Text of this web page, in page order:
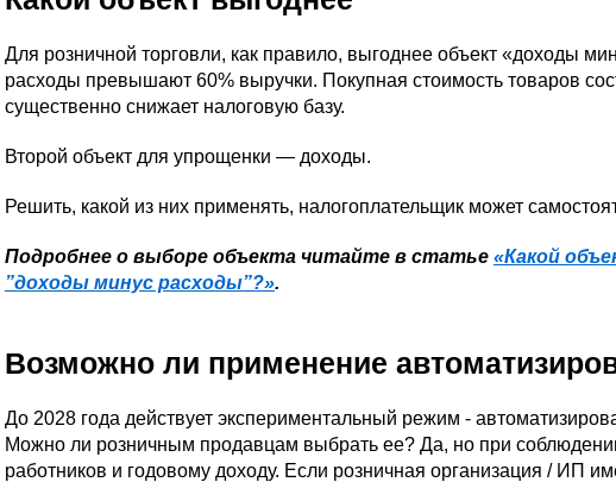
Для розничной торговли, как правило, выгоднее объект «доходы
расходы превышают 60% выручки. Покупная стоимость товаров
существенно снижает налоговую базу.
Второй объект для упрощенки — доходы.
Решить, какой из них применять, налогоплательщик может
Подробнее о выборе объекта читайте в статье «Какой
”доходы минус расходы”?».
Возможно ли применение
До 2028 года действует экспериментальный режим -
Можно ли розничным продавцам выбрать ее? Да, но при
работников и годовому доходу. Если розничная организация / ИП